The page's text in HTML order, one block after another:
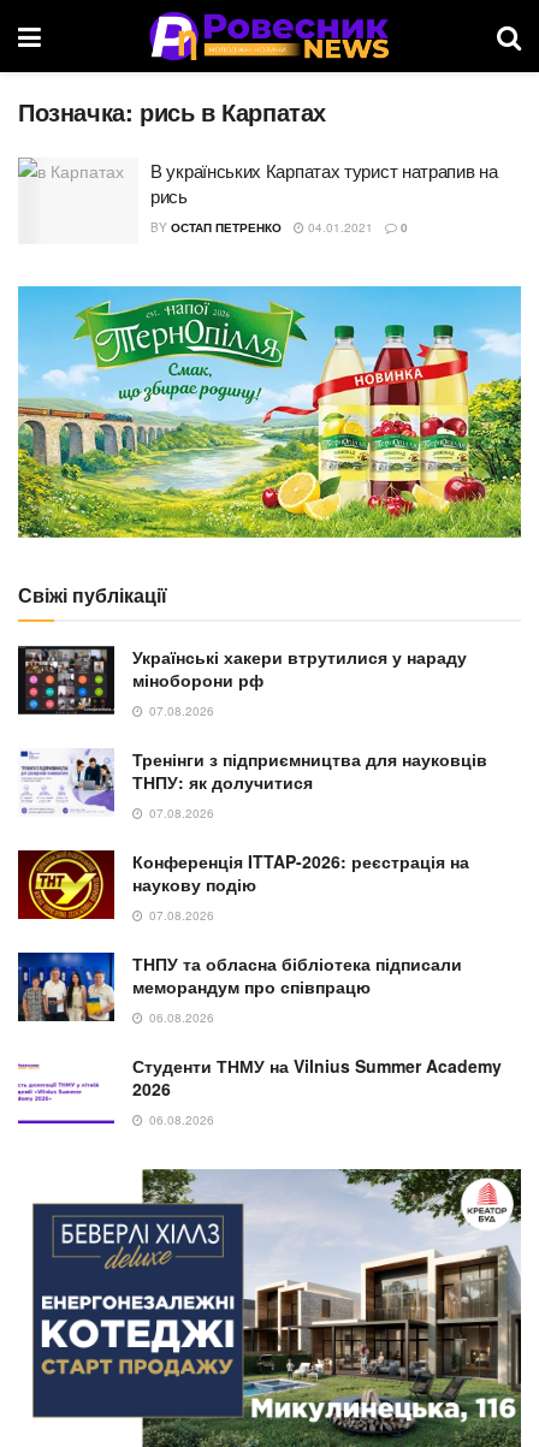
Позначка: рись в Карпатах
В українських Карпатах турист натрапив на
рись
BY ОСТАП ПЕТРЕНКО 04.01.2021 0
Свіжі публікації
Українські хакери втрутилися у нараду
міноборони рф
07.08.2026
Тренінги з підприємництва для науковців
ТНПУ: як долучитися
07.08.2026
Конференція ITTAP-2026: реєстрація на
наукову подію
07.08.2026
ТНПУ та обласна бібліотека підписали
меморандум про співпрацю
06.08.2026
Студенти ТНМУ на Vilnius Summer Academy
2026
06.08.2026